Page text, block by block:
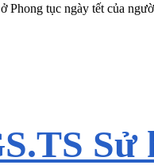
ở Phong tục ngày tết của